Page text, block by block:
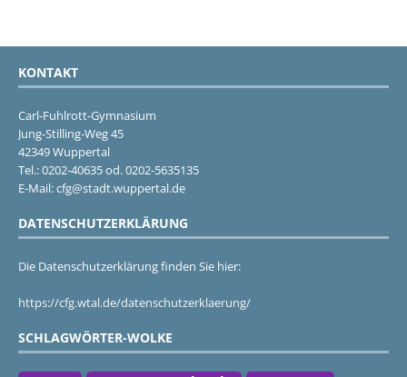
KONTAKT
Carl-Fuhlrott-Gymnasium
Jung-Stilling-Weg 45
42349 Wuppertal
Tel.: 0202-40635 od. 0202-5635135
E-Mail: cfg@stadt.wuppertal.de
DATENSCHUTZERKLÄRUNG
Die Datenschutzerklärung finden Sie hier:
https://cfg.wtal.de/datenschutzerklaerung/
SCHLAGWÖRTER-WOLKE